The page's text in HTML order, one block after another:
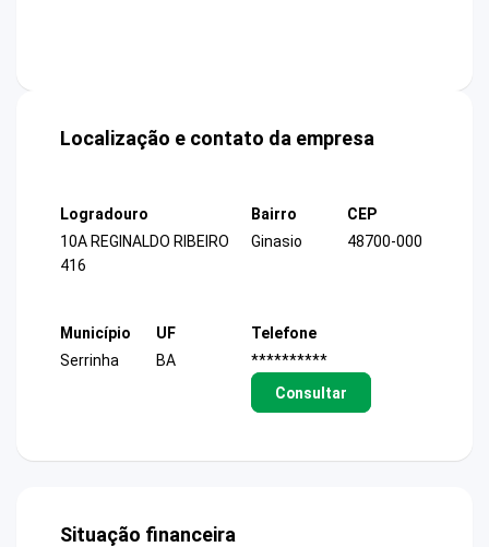
Localização e contato da empresa
Logradouro
10A REGINALDO RIBEIRO
416
Bairro
Ginasio
CEP
48700-000
Município
Serrinha
UF
BA
Telefone
**********
Consultar
Situação financeira